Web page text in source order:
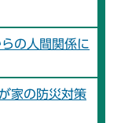
の人間関係に
家の防災対策